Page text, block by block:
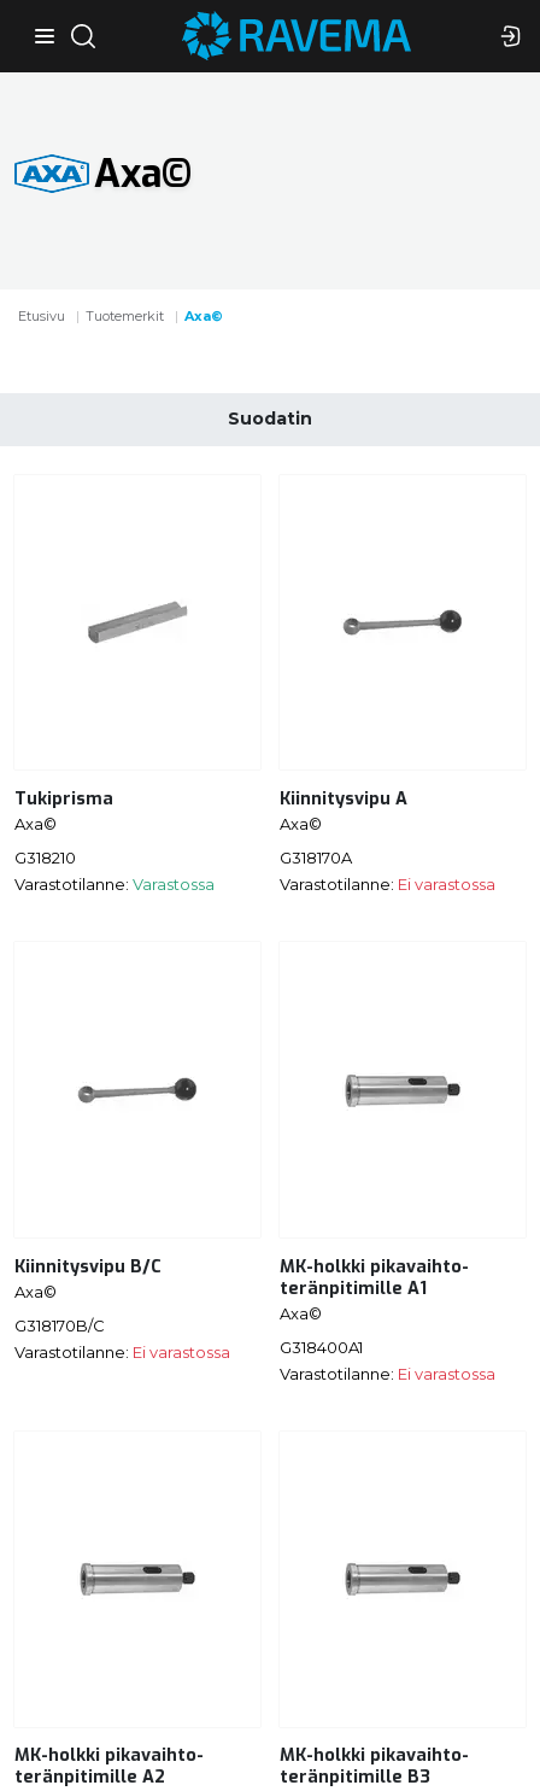
Etusivu Tuotemerkit Axa©
Axa©
Suodatin
Tukiprisma
Axa©
G318210
Varastotilanne: Varastossa
Kiinnitysvipu A
Axa©
G318170A
Varastotilanne: Ei varastossa
Kiinnitysvipu B/C
Axa©
G318170B/C
Varastotilanne: Ei varastossa
MK-holkki pikavaihto-
teränpitimille A1
Axa©
G318400A1
Varastotilanne: Ei varastossa
MK-holkki pikavaihto-
teränpitimille A2
MK-holkki pikavaihto-
teränpitimille B3